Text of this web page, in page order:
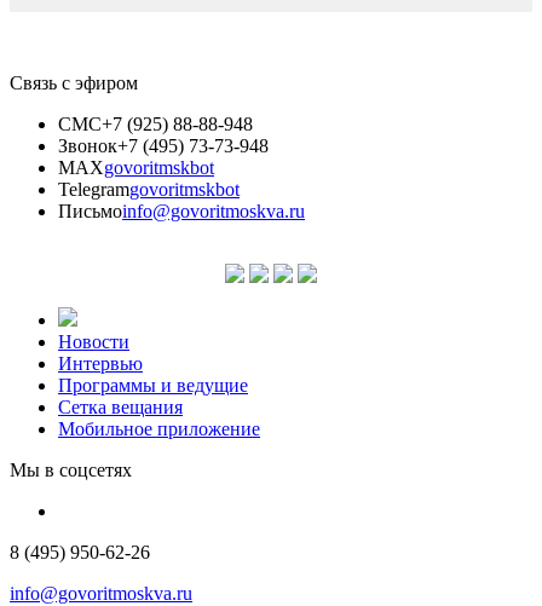
Связь с эфиром
СМС+7 (925) 88-88-948
Звонок+7 (495) 73-73-948
MAXgovoritmskbot
Telegramgovoritmskbot
Письмоinfo@govoritmoskva.ru
Новости
Интервью
Программы и ведущие
Сетка вещания
Мобильное приложение
Мы в соцсетях
8 (495) 950-62-26
info@govoritmoskva.ru